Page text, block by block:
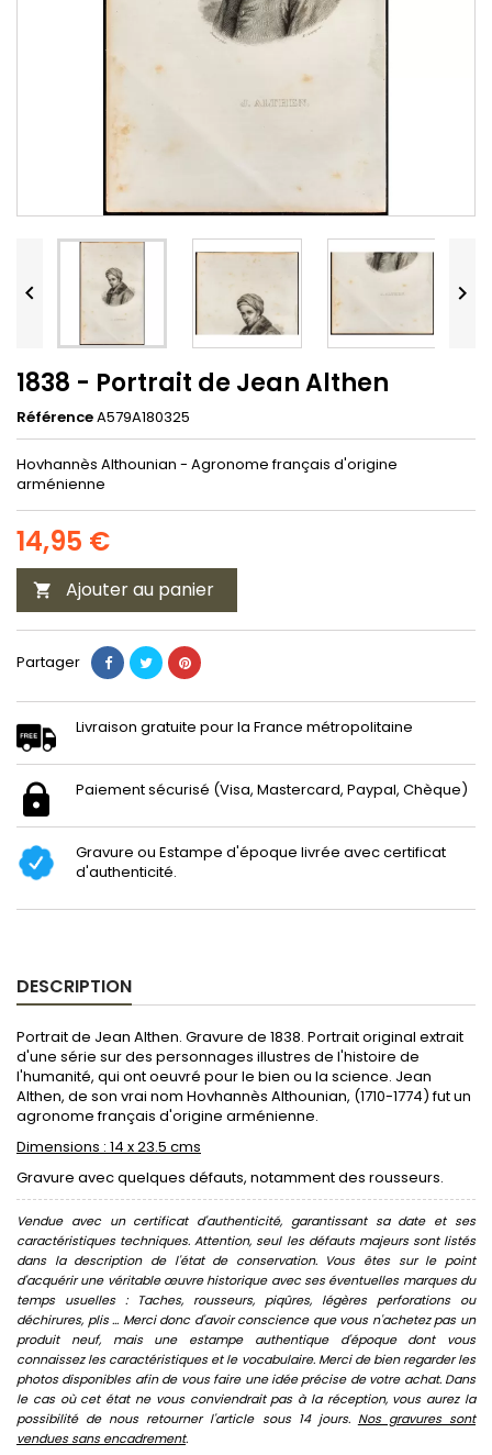
 
1838 - Portrait de Jean Althen
RéférenceA579A180325
Hovhannès Althounian - Agronome français d'origine
arménienne
14,95 €
 Ajouter au panier
Partager
Livraison gratuite pour la France métropolitaine
Paiement sécurisé (Visa, Mastercard, Paypal, Chèque)
Gravure ou Estampe d'époque livrée avec certificat
d'authenticité.
DESCRIPTION
Portrait de Jean Althen. Gravure de 1838. Portrait original extrait
d'une série sur des personnages illustres de l'histoire de
l'humanité, qui ont oeuvré pour le bien ou la science. Jean
Althen, de son vrai nom Hovhannès Althounian, (1710-1774) fut un
agronome français d'origine arménienne.
Dimensions : 14 x 23.5 cms
Gravure avec quelques défauts, notamment des rousseurs.
Vendue avec un certificat d'authenticité, garantissant sa date et ses
caractéristiques techniques. Attention, seul les défauts majeurs sont listés
dans la description de l'état de conservation. Vous êtes sur le point
d'acquérir une véritable œuvre historique avec ses éventuelles marques du
temps usuelles : Taches, rousseurs, piqûres, légères perforations ou
déchirures, plis ... Merci donc d'avoir conscience que vous n'achetez pas un
produit neuf, mais une estampe authentique d'époque dont vous
connaissez les caractéristiques et le vocabulaire. Merci de bien regarder les
photos disponibles afin de vous faire une idée précise de votre achat. Dans
le cas où cet état ne vous conviendrait pas à la réception, vous aurez la
possibilité de nous retourner l'article sous 14 jours. Nos gravures sont
vendues sans encadrement.